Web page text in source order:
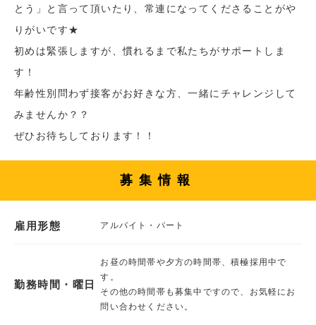
とう」と言って頂いたり、常連になってくださることがや
りがいです★
初めは緊張しますが、慣れるまで私たちがサポートしま
す！
年齢性別問わず接客がお好きな方、一緒にチャレンジして
みませんか？？
ぜひお待ちしております！！
募集情報
雇用形態 アルバイト・パート
勤務時間・曜日
お昼の時間帯や夕方の時間帯、積極採用中で
す。
その他の時間帯も募集中ですので、お気軽にお
問い合わせください。